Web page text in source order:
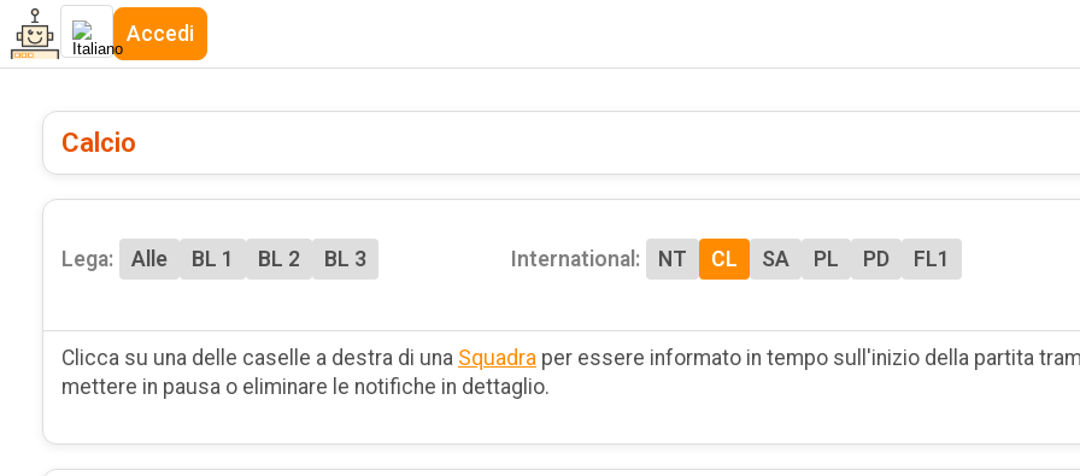
Accedi
Calcio
Lega: Alle BL 1 BL 2 BL 3 International: NT CL SA PL PD FL1
Clicca su una delle caselle a destra di una Squadraper essere informato in tempo sull'inizio della partita
mettere in pausa o eliminare le notifiche in dettaglio.